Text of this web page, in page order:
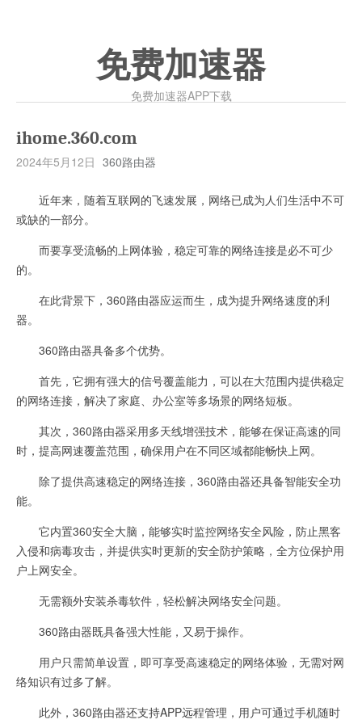
免费加速器
免费加速器APP下载
ihome.360.com
2024年5月12日 360路由器
近年来，随着互联网的飞速发展，网络已成为人们生活中不可
或缺的一部分。
而要享受流畅的上网体验，稳定可靠的网络连接是必不可少
的。
在此背景下，360路由器应运而生，成为提升网络速度的利
器。
360路由器具备多个优势。
首先，它拥有强大的信号覆盖能力，可以在大范围内提供稳定
的网络连接，解决了家庭、办公室等多场景的网络短板。
其次，360路由器采用多天线增强技术，能够在保证高速的同
时，提高网速覆盖范围，确保用户在不同区域都能畅快上网。
除了提供高速稳定的网络连接，360路由器还具备智能安全功
能。
它内置360安全大脑，能够实时监控网络安全风险，防止黑客
入侵和病毒攻击，并提供实时更新的安全防护策略，全方位保护用
户上网安全。
无需额外安装杀毒软件，轻松解决网络安全问题。
360路由器既具备强大性能，又易于操作。
用户只需简单设置，即可享受高速稳定的网络体验，无需对网
络知识有过多了解。
此外，360路由器还支持APP远程管理，用户可通过手机随时